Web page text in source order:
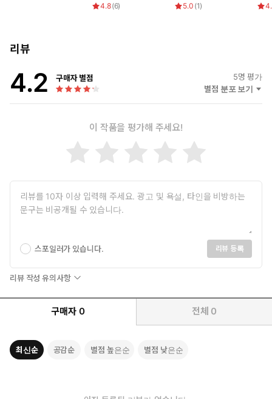
4.8(6) 5.0 (1)
리뷰
4.2 구매자 별점 5명 평가
별점 분포 보기
이 작품을 평가해 주세요!
스포일러가 있습니다. 리뷰 등록
리뷰 작성 유의사항
구매자 0 전체 0
최신순 공감순 별점 높은순 별점 낮은순